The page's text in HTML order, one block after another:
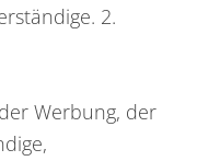
2.
Werbung, der